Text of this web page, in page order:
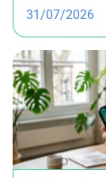
31/07/2026